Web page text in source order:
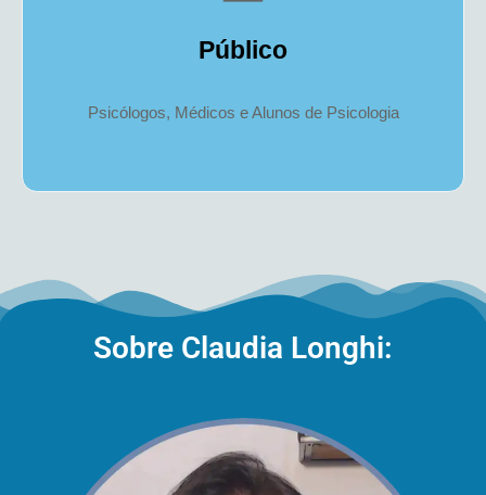
Público
Psicólogos, Médicos e Alunos de Psicologia
Sobre Claudia Longhi: